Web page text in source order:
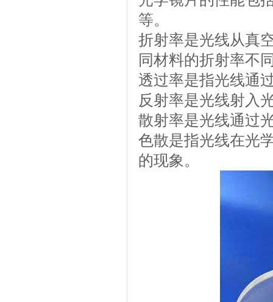
等。
折射率是光线从真
同材料的折射率不
透过率是指光线通
反射率是光线射入
散射率是光线通过
色散是指光线在光
的现象。